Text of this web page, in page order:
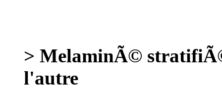
> MelaminÃ©
l'autre